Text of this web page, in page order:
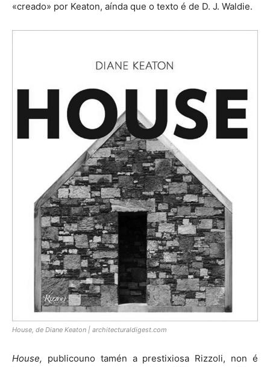
«creado» por Keaton, aínda que o texto é de D. J. Waldie.
House, de Diane Keaton | architecturaldigest.com
House, publicouno tamén a prestixiosa Rizzoli, non é